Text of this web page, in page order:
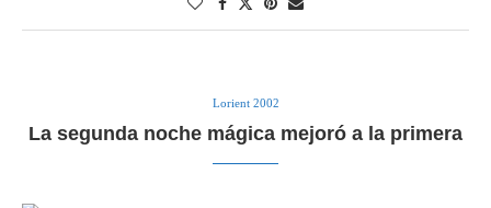
Lorient 2002
La segunda noche mágica mejoró a la primera